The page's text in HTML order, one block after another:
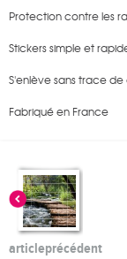
Protection contre les
Stickers simple et
S'enlève sans trace
Fabriqué en France
articleprécédent